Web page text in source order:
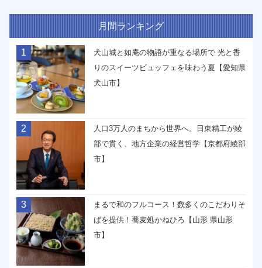
月間ランキング
1
犬山城と如庵の物語が重なる場所で 光と香
りのスイーツビュッフェを味わう夏【愛知県
犬山市】
2
人口3万人のまちから世界へ。日東精工が綾
部で貫く、地方企業の経営哲学【京都府綾部
市】
3
まるで和のフルコース！数多くのこだわりそ
ばを提供！蕎麦処かねひろ【山形 県山形
市】